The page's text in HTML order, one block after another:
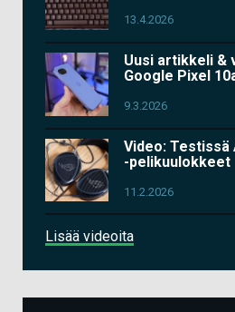
13.4.2026
Uusi artikkeli &
Google Pixel
9.3.2026
Video: Testissä
-pelikuulokkeet
11.2.2026
Lisää videoita